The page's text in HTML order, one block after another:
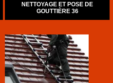
NETTOYAGE ET POSE DE
GOUTTIÈRE 36